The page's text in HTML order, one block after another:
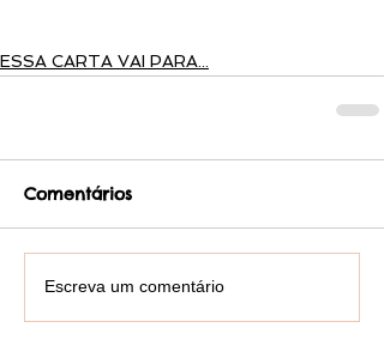
ESSA CARTA VAI PARA...
Comentários
Escreva um comentário